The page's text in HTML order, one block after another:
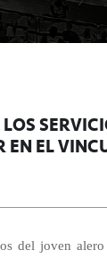
EL
del joven alero